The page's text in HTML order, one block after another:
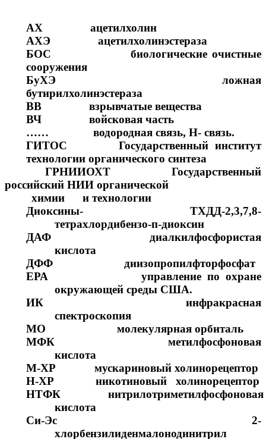
АХ ацетилхолин
АХЭ ацетилхолинэстераза
БОС биологические очистные
сооружения
БуХЭ ложная
бутирилхолинэстераза
ВВ взрывчатые вещества
ВЧ войсковая часть
…… водородная связь, Н- связь.
ГИТОС Государственный институт
технологии органического синтеза
ГРНИИОХТ Государственный
российский НИИ органической
химии и технологии
Диоксины- ТХДД-2,3,7,8-
тетрахлордибензо-п-диоксин
ДАФ диалкилфосфористая
кислота
ДФФ диизопропилфторфосфат
ЕРА управление по охране
окружающей среды США.
ИК инфракрасная
спектроскопия
МО молекулярная орбиталь
МФК метилфосфоновая
кислота
М-ХР мускариновый холинорецептор
Н-ХР никотиновый холинорецептор
НТФК нитрилотриметилфосфоновая
кислота
Си-Эс 2-
хлорбензилиденмалонодинитрил